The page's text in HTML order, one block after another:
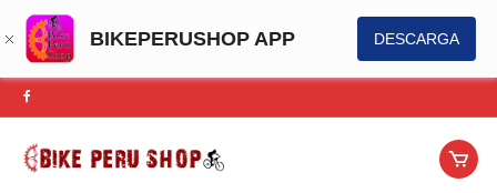
BIKEPERUSHOP APP DESCARGA
Saltar
al
contenido